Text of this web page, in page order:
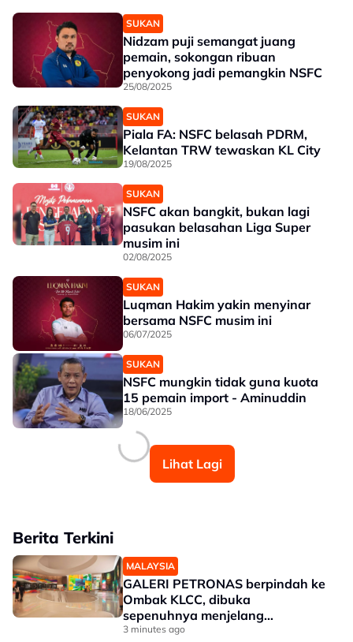
SUKAN
Nidzam puji semangat juang
pemain, sokongan ribuan
penyokong jadi pemangkin NSFC
25/08/2025
SUKAN
Piala FA: NSFC belasah PDRM,
Kelantan TRW tewaskan KL City
19/08/2025
SUKAN
NSFC akan bangkit, bukan lagi
pasukan belasahan Liga Super
musim ini
02/08/2025
SUKAN
Luqman Hakim yakin menyinar
bersama NSFC musim ini
06/07/2025
SUKAN
NSFC mungkin tidak guna kuota
15 pemain import - Aminuddin
18/06/2025
Lihat Lagi
Berita Terkini
MALAYSIA
GALERI PETRONAS berpindah ke
Ombak KLCC, dibuka
sepenuhnya menjelang
penghujung 2027
3 minutes ago